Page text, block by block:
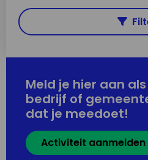
Meld je hier aan
bedrijf of
dat je meedoet!
Activiteit aanmelden